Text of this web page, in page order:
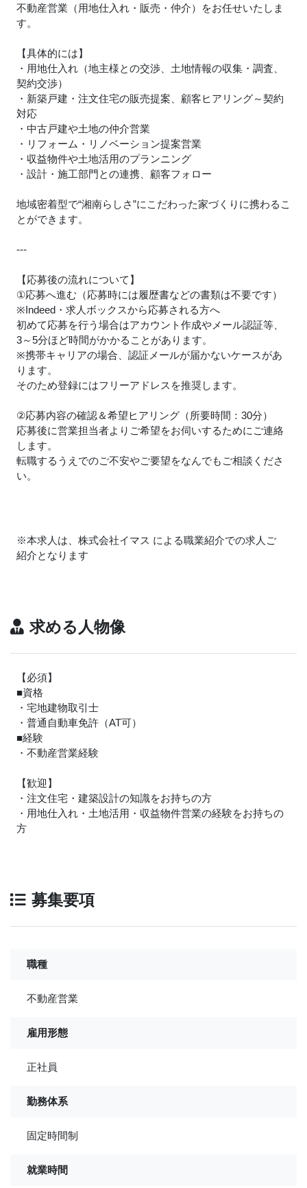
不動産営業（用地仕入れ・販売・仲介）をお任せいたしま
す。
【具体的には】
・用地仕入れ（地主様との交渉、土地情報の収集・調査、
契約交渉）
・新築戸建・注文住宅の販売提案、顧客ヒアリング～契約
対応
・中古戸建や土地の仲介営業
・リフォーム・リノベーション提案営業
・収益物件や土地活用のプランニング
・設計・施工部門との連携、顧客フォロー
地域密着型で“湘南らしさ”にこだわった家づくりに携わるこ
とができます。
---
【応募後の流れについて】
①応募へ進む（応募時には履歴書などの書類は不要です）
※Indeed・求人ボックスから応募される方へ
初めて応募を行う場合はアカウント作成やメール認証等、
3～5分ほど時間がかかることがあります。
※携帯キャリアの場合、認証メールが届かないケースがあ
ります。
そのため登録にはフリーアドレスを推奨します。
②応募内容の確認＆希望ヒアリング（所要時間：30分）
応募後に営業担当者よりご希望をお伺いするためにご連絡
します。
転職するうえでのご不安やご要望をなんでもご相談くださ
い。
※本求人は、株式会社イマス による職業紹介での求人ご
紹介となります
求める人物像
【必須】
■資格
・宅地建物取引士
・普通自動車免許（AT可）
■経験
・不動産営業経験
【歓迎】
・注文住宅・建築設計の知識をお持ちの方
・用地仕入れ・土地活用・収益物件営業の経験をお持ちの
方
募集要項
職種
不動産営業
雇用形態
正社員
勤務体系
固定時間制
就業時間